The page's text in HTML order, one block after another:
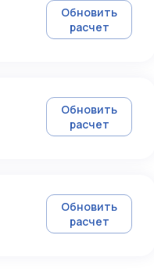
Обновить
расчет
Обновить
расчет
Обновить
расчет